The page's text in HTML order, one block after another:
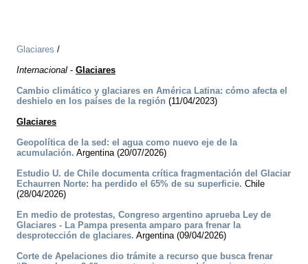
Glaciares /
Internacional - Glaciares
Cambio climático y glaciares en América Latina: cómo afecta el
deshielo en los países de la región (11/04/2023)
Glaciares
Geopolítica de la sed: el agua como nuevo eje de la
acumulación. Argentina (20/07/2026)
Estudio U. de Chile documenta crítica fragmentación del Glaciar
Echaurren Norte: ha perdido el 65% de su superficie. Chile
(28/04/2026)
En medio de protestas, Congreso argentino aprueba Ley de
Glaciares - La Pampa presenta amparo para frenar la
desprotección de glaciares. Argentina (09/04/2026)
Corte de Apelaciones dio trámite a recurso que busca frenar